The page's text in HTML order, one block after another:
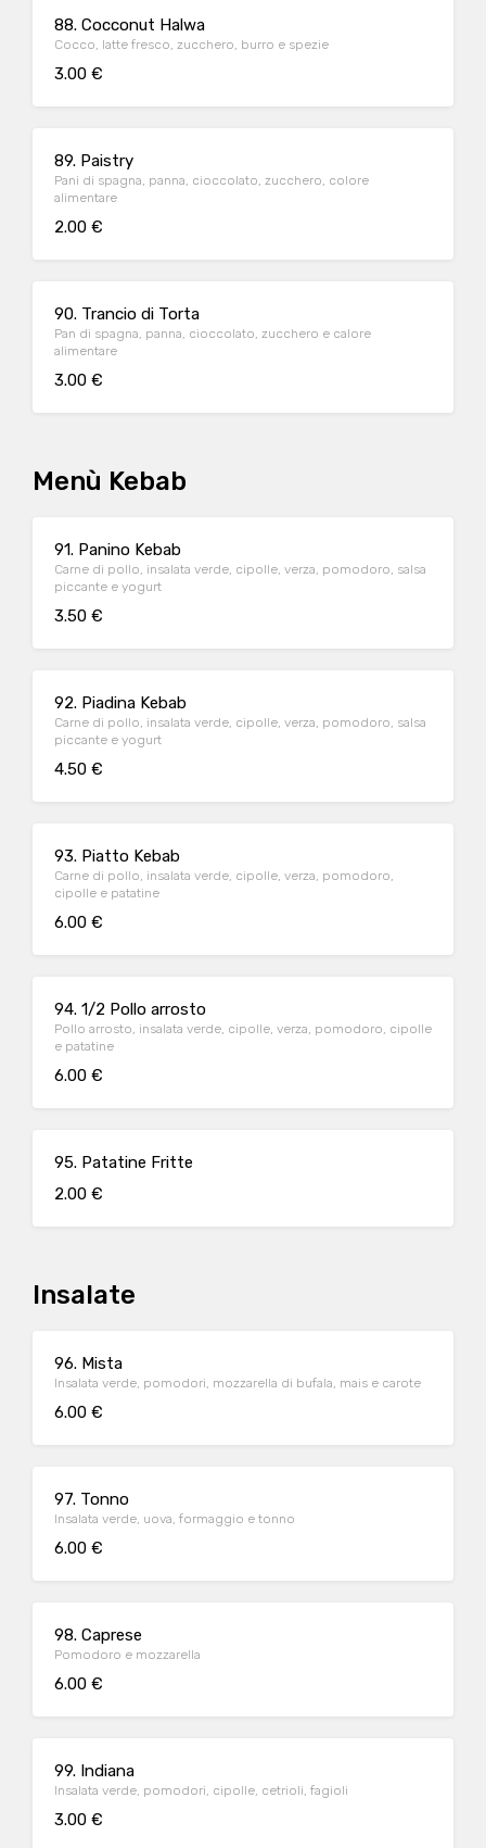
88. Cocconut Halwa
Cocco, latte fresco, zucchero, burro e spezie
3.00 €
89. Paistry
Pani di spagna, panna, cioccolato, zucchero, colore
alimentare
2.00 €
90. Trancio di Torta
Pan di spagna, panna, cioccolato, zucchero e calore
alimentare
3.00 €
Menù Kebab
91. Panino Kebab
Carne di pollo, insalata verde, cipolle, verza, pomodoro, salsa
piccante e yogurt
3.50 €
92. Piadina Kebab
Carne di pollo, insalata verde, cipolle, verza, pomodoro, salsa
piccante e yogurt
4.50 €
93. Piatto Kebab
Carne di pollo, insalata verde, cipolle, verza, pomodoro,
cipolle e patatine
6.00 €
94. 1/2 Pollo arrosto
Pollo arrosto, insalata verde, cipolle, verza, pomodoro, cipolle
e patatine
6.00 €
95. Patatine Fritte
2.00 €
Insalate
96. Mista
Insalata verde, pomodori, mozzarella di bufala, mais e carote
6.00 €
97. Tonno
Insalata verde, uova, formaggio e tonno
6.00 €
98. Caprese
Pomodoro e mozzarella
6.00 €
99. Indiana
Insalata verde, pomodori, cipolle, cetrioli, fagioli
3.00 €